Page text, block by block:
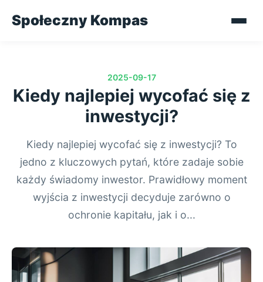
Społeczny Kompas
2025-09-17
Kiedy najlepiej wycofać się z
inwestycji?
Kiedy najlepiej wycofać się z inwestycji? To
jedno z kluczowych pytań, które zadaje sobie
każdy świadomy inwestor. Prawidłowy moment
wyjścia z inwestycji decyduje zarówno o
ochronie kapitału, jak i o...